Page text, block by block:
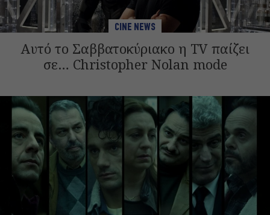
CINE NEWS
Αυτό το Σαββατοκύριακο η TV παίζει
σε… Christopher Nolan mode